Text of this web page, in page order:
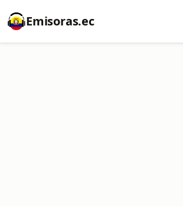
Emisoras.ec